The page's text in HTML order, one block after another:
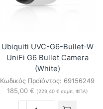
ποσότητα
Ubiquiti UVC-G6-Bullet-W
UniFi G6 Bullet Camera
(White)
Κωδικός Προϊόντος: 69156249
185,00 € (229,40 €συμπ. ΦΠΑ)